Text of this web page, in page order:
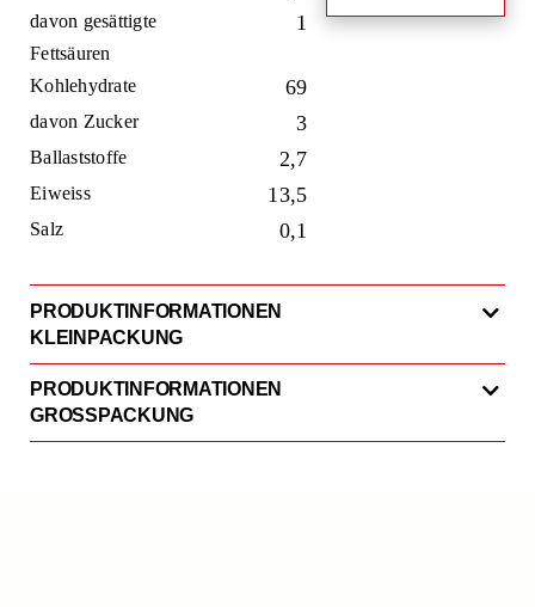
davon gesättigte
Fettsäuren
1
Kohlehydrate 69
davon Zucker 3
Ballaststoffe 2,7
Eiweiss 13,5
Salz 0,1
PRODUKTINFORMATIONEN
KLEINPACKUNG
PRODUKTINFORMATIONEN
GROSSPACKUNG